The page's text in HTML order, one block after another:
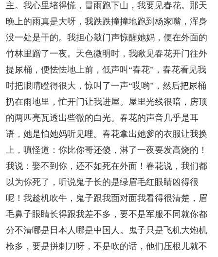
主。我心里堵得慌，冒雨跑下山，我要见春花。那天
晚上的雨真是大呀，我跌跌撞撞地跑到杨家嘴，浑身
没一处是干的。我担心敲门声惊醒她妈，便在外面的
竹林里蹭了一夜。天色微明时，我瞅见春花开门往外
提尿桶，便怯怯地上前，低声叫“春花”，春花看见我
时把眼睛瞪得很大，惊叫了一声“哎哟”，然后把尿桶
扔在雨地里，忙开门让我进屋。屋里光线很暗，房顶
的两匹亮瓦透出些微的白光。春花的声音几乎是耳
语，她是怕她妈听见哩。春花拿出她爹的衣服让我换
上，嗔怪道：你比你哥还傻，淋了一夜要发高烧的！
我说：娶不到你，还不如死在外面！春花说，我们都
以为你死了，听说鬼子长的是绿眉毛红眼睛凶得很
呢！我趁机吹牛，鬼子跟我面对面我看得很清楚，眉
毛鼻子眼睛长得跟我差不多，要不是军服不同就你都
分不清哪是日本人哪是中国人。鬼子只是飞机大炮机
枪多，要是拼刺刀呀，不是吹的话，他们压根儿就不